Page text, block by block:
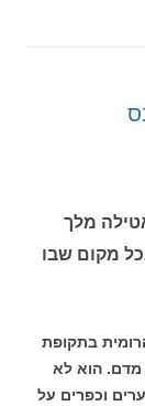
מלך
כי בכל מקום שבו
בתקופת
מדם. הוא לא
וכפרים על